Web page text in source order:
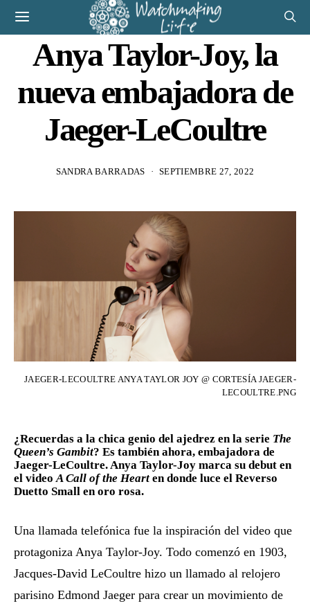
Anya Taylor-Joy, la
nueva embajadora de
Jaeger-LeCoultre
SANDRA BARRADAS SEPTIEMBRE 27, 2022
JAEGER-LECOULTRE ANYA TAYLOR JOY @ CORTESÍA JAEGER-
LECOULTRE.PNG
¿Recuerdas a la chica genio del ajedrez en la serie The
Queen’s Gambit? Es también ahora, embajadora de
Jaeger-LeCoultre. Anya Taylor-Joy marca su debut en
el video A Call of the Heart en donde luce el Reverso
Duetto Small en oro rosa.
Una llamada telefónica fue la inspiración del video que
protagoniza Anya Taylor-Joy. Todo comenzó en 1903,
Jacques-David LeCoultre hizo un llamado al relojero
parisino Edmond Jaeger para crear un movimiento de